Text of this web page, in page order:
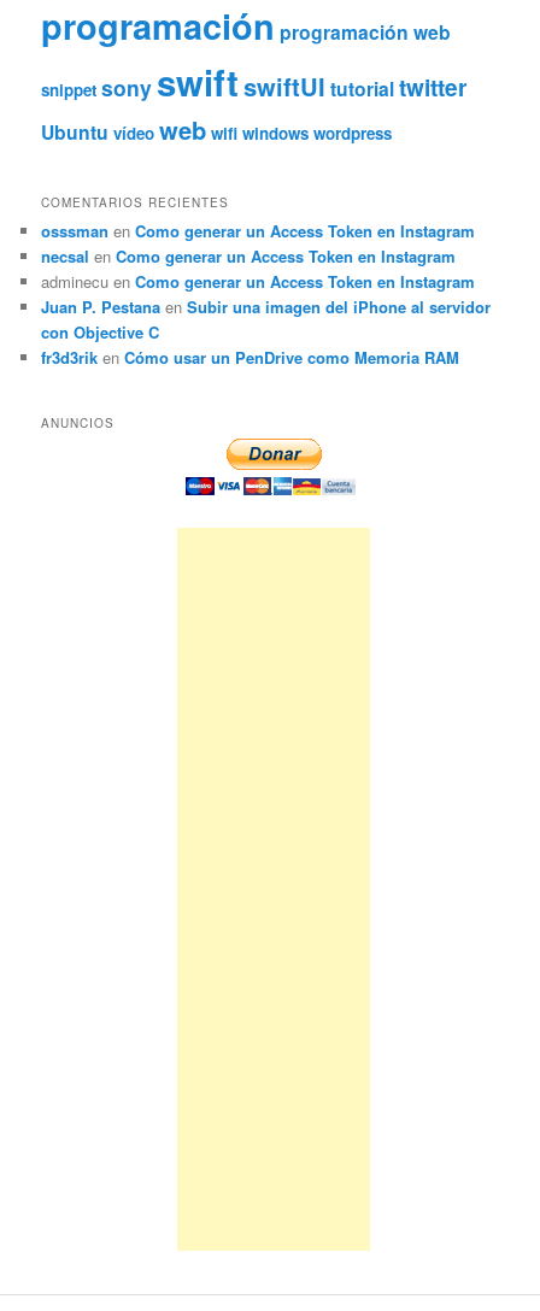
programación programación web
snippet sony swiftswiftUI tutorialtwitter
Ubuntu vídeo web wifi windows wordpress
COMENTARIOS RECIENTES
osssman enComo generar un Access Token en Instagram
necsal enComo generar un Access Token en Instagram
adminecu enComo generar un Access Token en Instagram
Juan P. Pestana enSubir una imagen del iPhone al servidor
con Objective C
fr3d3rik enCómo usar un PenDrive como Memoria RAM
ANUNCIOS